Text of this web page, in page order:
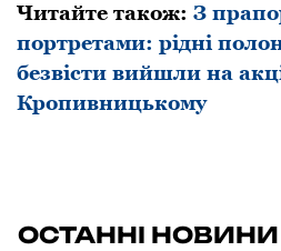
Читайте також: З
портретами: рідні
безвісти вийшли на
Кропивницькому
ОСТАННІ НОВИНИ